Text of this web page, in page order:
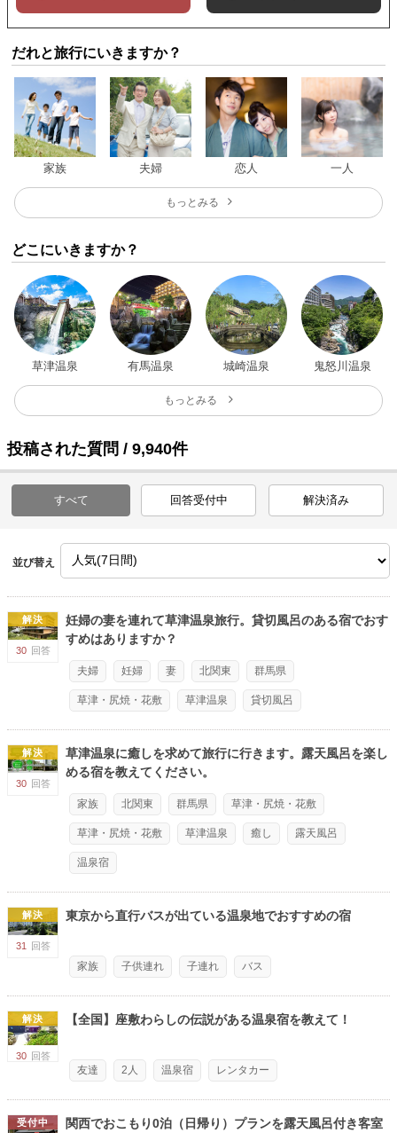
だれと旅行にいきますか？
家族 夫婦 恋人 一人
もっとみる
どこにいきますか？
草津温泉 有馬温泉 城崎温泉 鬼怒川温泉
もっとみる
投稿された質問 / 9,940件
すべて 回答受付中 解決済み
並び替え
解決
30 回答
妊婦の妻を連れて草津温泉旅行。貸切風呂のある宿でおす
すめはありますか？
夫婦 妊婦 妻 北関東 群馬県
草津・尻焼・花敷 草津温泉 貸切風呂
解決
30 回答
草津温泉に癒しを求めて旅行に行きます。露天風呂を楽し
める宿を教えてください。
家族 北関東 群馬県 草津・尻焼・花敷
草津・尻焼・花敷 草津温泉 癒し 露天風呂
温泉宿
解決
31 回答
東京から直行バスが出ている温泉地でおすすめの宿
家族 子供連れ 子連れ バス
解決
30 回答
【全国】座敷わらしの伝説がある温泉宿を教えて！
友達 2人 温泉宿 レンタカー
受付中 関西でおこもり0泊（日帰り）プランを露天風呂付き客室